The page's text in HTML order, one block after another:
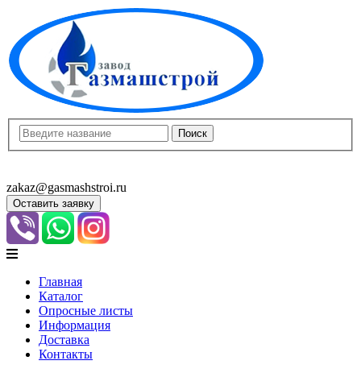
zakaz@gasmashstroi.ru
Оставить заявку
Главная
Каталог
Опросные листы
Информация
Доставка
Контакты